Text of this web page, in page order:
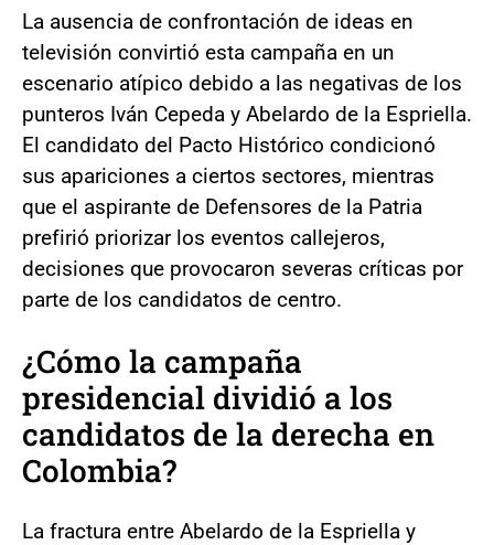
La ausencia de confrontación de ideas en
televisión convirtió esta campaña en un
escenario atípico debido a las negativas de los
punteros Iván Cepeda y Abelardo de la Espriella.
El candidato del Pacto Histórico condicionó
sus apariciones a ciertos sectores, mientras
que el aspirante de Defensores de la Patria
prefirió priorizar los eventos callejeros,
decisiones que provocaron severas críticas por
parte de los candidatos de centro.
¿Cómo la campaña
presidencial dividió a los
candidatos de la derecha en
Colombia?
La fractura entre Abelardo de la Espriella y